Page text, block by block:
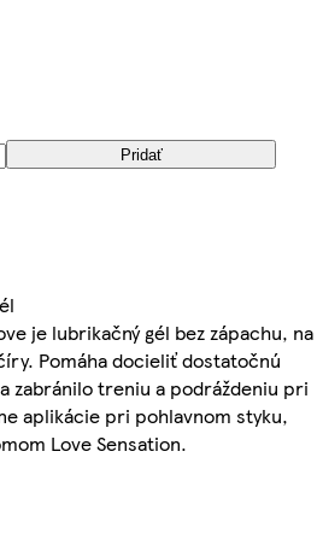
Pridať
je lubrikačný gél bez zápachu, na
Pomáha docieliť dostatočnú
zabránilo treniu a podráždeniu pri
aplikácie pri pohlavnom styku,
Love Sensation.